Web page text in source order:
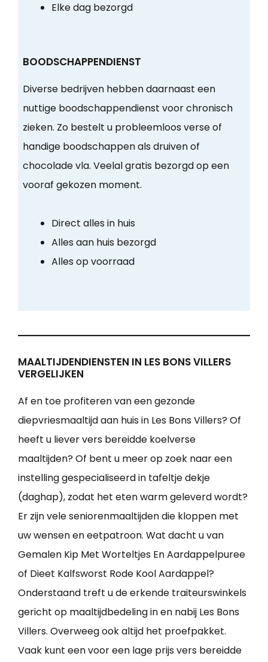
Elke dag bezorgd
BOODSCHAPPENDIENST
Diverse bedrijven hebben daarnaast een
nuttige boodschappendienst voor chronisch
zieken. Zo bestelt u probleemloos verse of
handige boodschappen als druiven of
chocolade vla. Veelal gratis bezorgd op een
vooraf gekozen moment.
Direct alles in huis
Alles aan huis bezorgd
Alles op voorraad
MAALTIJDENDIENSTEN IN LES BONS VILLERS
VERGELIJKEN
Af en toe profiteren van een gezonde
diepvriesmaaltijd aan huis in Les Bons Villers? Of
heeft u liever vers bereidde koelverse
maaltijden? Of bent u meer op zoek naar een
instelling gespecialiseerd in tafeltje dekje
(daghap), zodat het eten warm geleverd wordt?
Er zijn vele seniorenmaaltijden die kloppen met
uw wensen en eetpatroon. Wat dacht u van
Gemalen Kip Met Worteltjes En Aardappelpuree
of Dieet Kalfsworst Rode Kool Aardappel?
Onderstaand treft u de erkende traiteurswinkels
gericht op maaltijdbedeling in en nabij Les Bons
Villers. Overweeg ook altijd het proefpakket.
Vaak kunt een voor een lage prijs vers bereidde